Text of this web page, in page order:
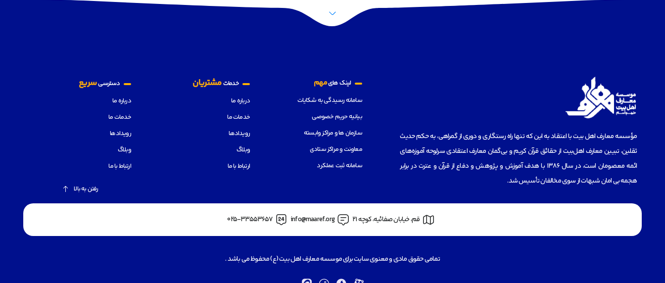
مؤسسه‌ معارف اهل بیت با اعتقاد به این که تنها راه رستگاری و دوری از گمراهی، به حکم حدیث
ثقلین، تبیین معارف اهل‌بیت از حقائق قرآن کریم و بی‌گمان معارف اعتقادی سرلوحه آموزه‌های
ائمه معصومان است، در سال 1386 با هدف آموزش و پژوهش و دفاع از قرآن و عترت در برابر
هجمه بی امان شبهات از سوی مخالفان تأسیس شد.
لینک هایمهم
سامانه رسیدگی به شکایات
بیانیه حریم خصوصی
سازمان ها و مراکز وابسته
معاونت و مراکز ستادی
سامانه ثبت عملکرد
خدماتمشتریان
درباره ما
خدمات ما
رویدادها
وبلاگ
ارتباط با ما
دسترسیسریع
درباره ما
خدمات ما
رویدادها
وبلاگ
ارتباط با ما
رفتن به بالا
قم، خیابان صفائیه، کوچه 21 info@maaref.org
025-33553657
تمامی حقوق مادی و معنوی سایت برای موسسه معارف اهل بیت (ع) محفوظ می باشد .